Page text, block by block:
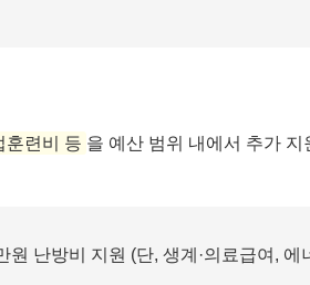
훈련비 등 을 예산 범위 내에서 추가 지
난방비 지원 (단, 생계·의료급여, 에